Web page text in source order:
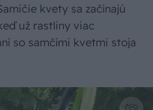
kvety sa začínajú
už rastliny viac
so samčími kvetmi stoja